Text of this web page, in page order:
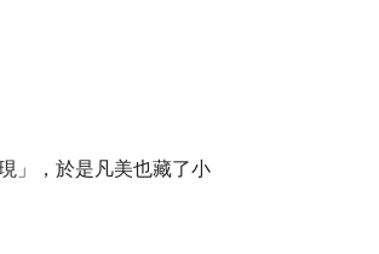
」， 於是凡美也藏了小